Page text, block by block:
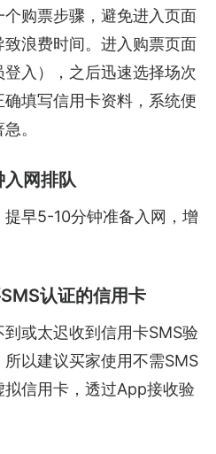
购票步骤，避免进入页面
浪费时间。进入购票页面
入），之后迅速选择场次
填写信用卡资料，系统便
。
网排队
早5-10分钟准备入网，增
认证的信用卡
或太迟收到信用卡SMS验
以建议买家使用不需SMS
信用卡，透过App接收验